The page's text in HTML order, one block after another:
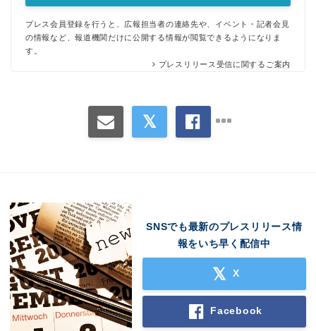
プレス会員登録を行うと、広報担当者の連絡先や、イベント・記者会見
の情報など、報道機関だけに公開する情報が閲覧できるようになりま
す。
プレスリリース受信に関するご案内
SNSでも最新のプレスリリース情
報をいち早く配信中
X
Facebook